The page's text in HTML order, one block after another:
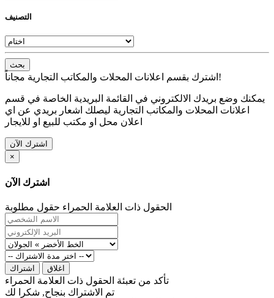
التصنيف
بحث
اشترك بقسم اعلانات المحلات والمكاتب التجارية مجاناً!
يمكنك وضع بريدك الالكتروني في القائمة البريدية الخاصة في قسم
اعلانات المحلات والمكاتب التجارية ليصلك اشعار بريدي عن اي
اعلان محل او مكتب للبيع او للايجار
اشترك الآن
×
اشترك الآن
الحقول ذات العلامة الحمراء حقول مطلوبة
اشتراك اغلاق
تأكد من تعبئة الحقول ذات العلامة الحمراء
تم الاشتراك بنجاح, شكرا لك